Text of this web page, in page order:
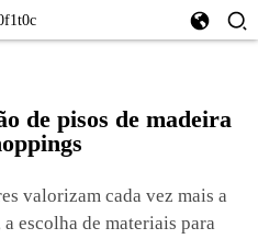
de pisos de madeira
valorizam cada vez mais a
escolha de materiais para